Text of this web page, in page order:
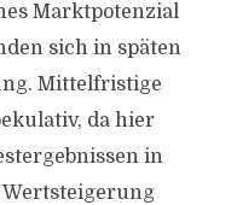
Marktpotenzial
sich in späten
Mittelfristige
da hier
in